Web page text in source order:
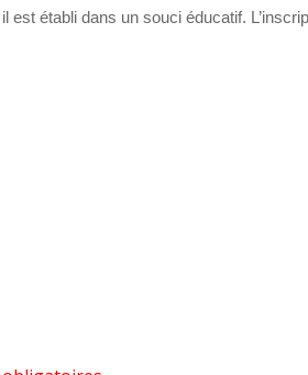
est établi dans un souci éducatif.